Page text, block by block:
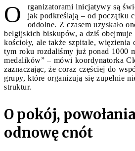
O
rganizatorami inicjatywy są
jak podkreślają – od początku
oddolne. Z czasem uzyskało
belgijskich biskupów, a dziś
kościoły, ale także szpitale,
tym roku rozdaliśmy już ponad 1000
medalików” – mówi koordynatorka
zaznaczając, że coraz częściej do
grupy, które organizują się zupełnie
struktur.
O pokój,
odnowę cnót